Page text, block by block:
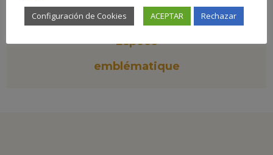
Espèce
emblématique
Configuración de Cookies ACEPTAR Rechazar